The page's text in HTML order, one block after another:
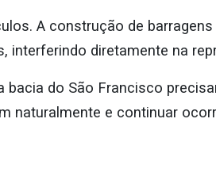
A construção de
interferindo diretamente na
do São Francisco
naturalmente e continuar